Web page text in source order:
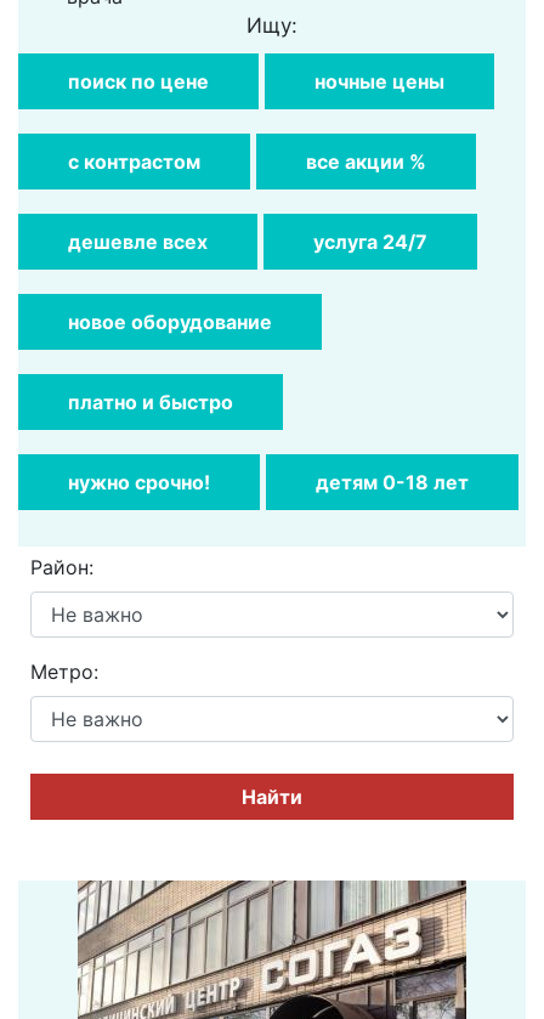
Ищу:
поиск по цене ночные цены
с контрастом все акции %
дешевле всех услуга 24/7
новое оборудование
платно и быстро
нужно cрочно! детям 0-18 лет
Район:
Метро:
Найти